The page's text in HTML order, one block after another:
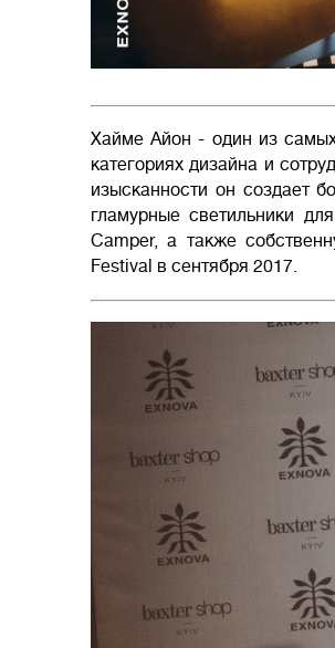
Хайме Айон - один из
категориях дизайна и
изысканности он создает
гламурные светильники
Camper, а также
Festival в сентября 2017.